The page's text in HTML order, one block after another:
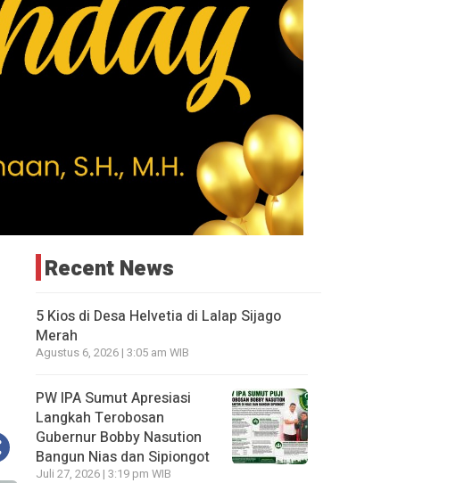
Recent News
5 Kios di Desa Helvetia di Lalap Sijago
Merah
Agustus 6, 2026 | 3:05 am WIB
PW IPA Sumut Apresiasi
Langkah Terobosan
Gubernur Bobby Nasution
Bangun Nias dan Sipiongot
Juli 27, 2026 | 3:19 pm WIB